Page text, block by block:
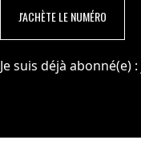
J'ACHÈTE LE NUMÉRO
Je suis déjà abonné(e) :